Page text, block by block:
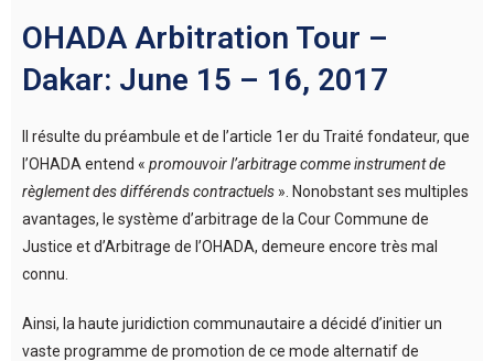
OHADA Arbitration Tour –
Dakar: June 15 – 16, 2017
Il résulte du préambule et de l’article 1er du Traité fondateur, que
l’OHADA entend « promouvoir l’arbitrage comme instrument de
règlement des différends contractuels ». Nonobstant ses multiples
avantages, le système d’arbitrage de la Cour Commune de
Justice et d’Arbitrage de l’OHADA, demeure encore très mal
connu.
Ainsi, la haute juridiction communautaire a décidé d’initier un
vaste programme de promotion de ce mode alternatif de